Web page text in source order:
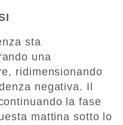
sta
una
ridimensionando
negativa. Il
la fase
mattina sotto lo